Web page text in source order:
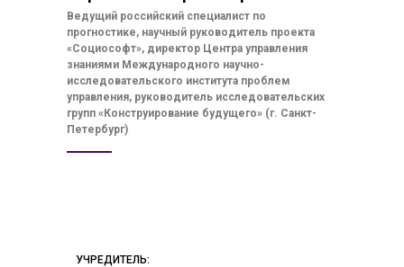
Ведущий российский специалист по
прогностике, научный руководитель проекта
«Социософт», директор Центра управления
знаниями Международного научно-
исследовательского института проблем
управления, руководитель исследовательских
групп «Конструирование будущего» (г. Санкт-
Петербург)
УЧРЕДИТЕЛЬ: